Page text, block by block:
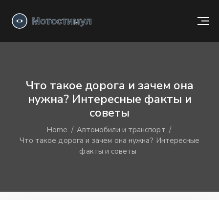
Что такое дорога и зачем она
нужна? Интересные факты и
советы
Home
Автомобили и транспорт
Что такое дорога и зачем она нужна? Интересные
факты и советы